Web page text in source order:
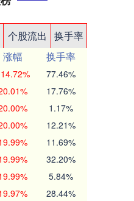
个股流出
换手率
涨幅
换手率
77.46%
17.76%
1.17%
12.21%
11.69%
32.20%
5.84%
28.44%